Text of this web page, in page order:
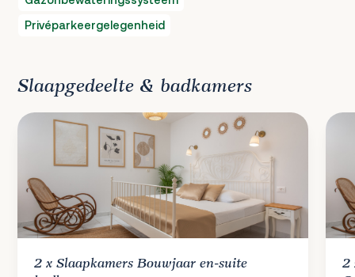
Privéparkeergelegenheid
Slaapgedeelte & badkamers
2 xSlaapkamers Bouwjaar en-suite
2